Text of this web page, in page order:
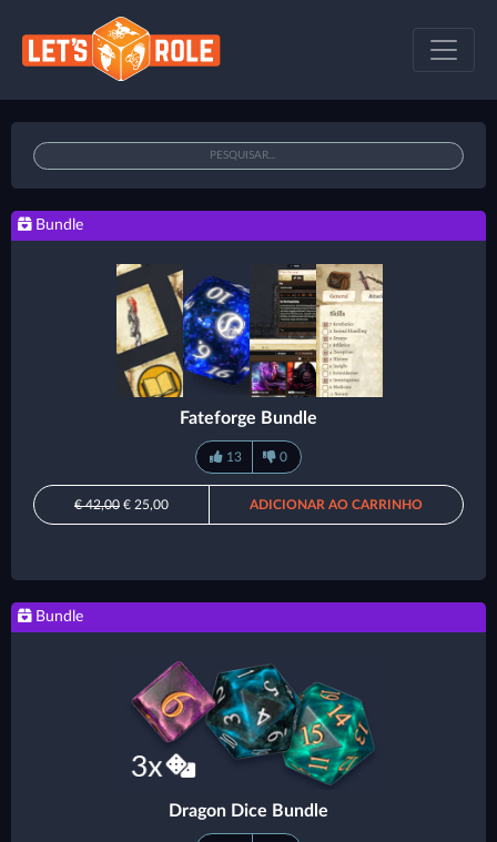
Bundle
Fateforge Bundle
13 0
€ 42,00 € 25,00 ADICIONAR AO CARRINHO
Bundle
Dragon Dice Bundle